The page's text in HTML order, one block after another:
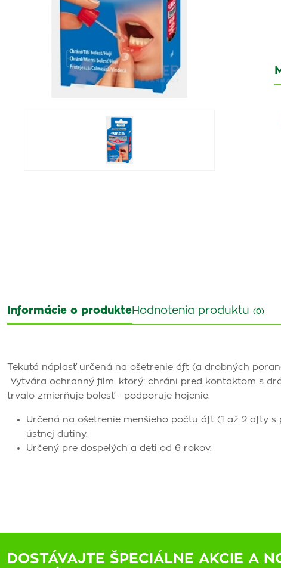
Informácie o produkteHodnotenia produktu (0)
Tekutá náplasť určená na ošetrenie áft (a drobných
Vytvára ochranný film, ktorý: chráni pred kontaktom s
trvalo zmierňuje bolesť - podporuje hojenie.
Určená na ošetrenie menšieho počtu áft (1 až 2 afty
ústnej dutiny.
Určený pre dospelých a deti od 6 rokov.
DOSTÁVAJTE ŠPECIÁLNE AKCIE A